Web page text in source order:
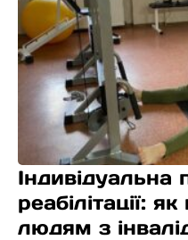
Індивідуальна
реабілітації:
людям з